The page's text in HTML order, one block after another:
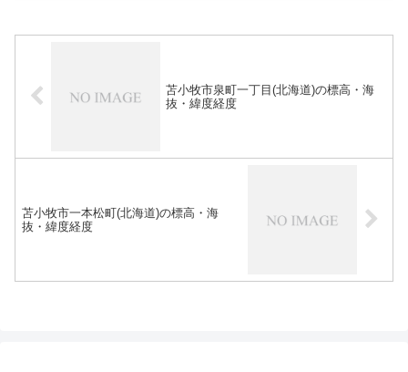
苫小牧市泉町一丁目(北海道)の標高・海
抜・緯度経度
苫小牧市一本松町(北海道)の標高・海
抜・緯度経度